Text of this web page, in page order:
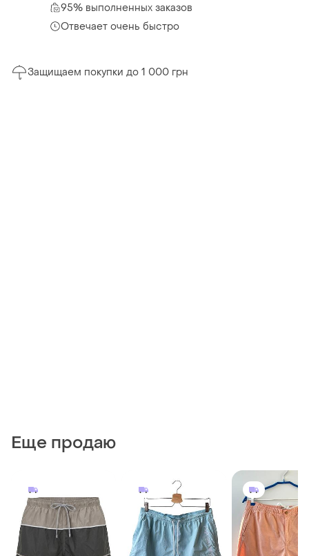
95% выполненных заказов
Отвечает очень быстро
Защищаем покупки до 1 000 грн
Еще продаю